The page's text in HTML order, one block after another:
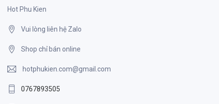
Hot Phu Kien
Vui lòng liên hệ Zalo
Shop chỉ bán online
hotphukien.com@gmail.com
0767893505